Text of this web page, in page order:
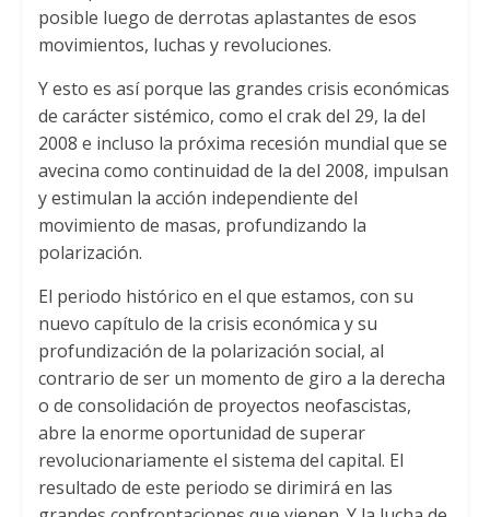
posible luego de derrotas aplastantes de esos
movimientos, luchas y revoluciones.
Y esto es así porque las grandes crisis económicas
de carácter sistémico, como el crak del 29, la del
2008 e incluso la próxima recesión mundial que se
avecina como continuidad de la del 2008, impulsan
y estimulan la acción independiente del
movimiento de masas, profundizando la
polarización.
El periodo histórico en el que estamos, con su
nuevo capítulo de la crisis económica y su
profundización de la polarización social, al
contrario de ser un momento de giro a la derecha
o de consolidación de proyectos neofascistas,
abre la enorme oportunidad de superar
revolucionariamente el sistema del capital. El
resultado de este periodo se dirimirá en las